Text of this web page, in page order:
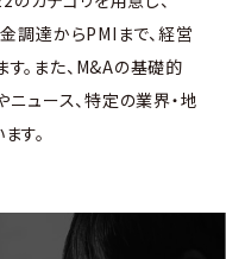
調達からPMIまで、経営
。また、M&Aの基礎的
ュース、特定の業界・地
す。